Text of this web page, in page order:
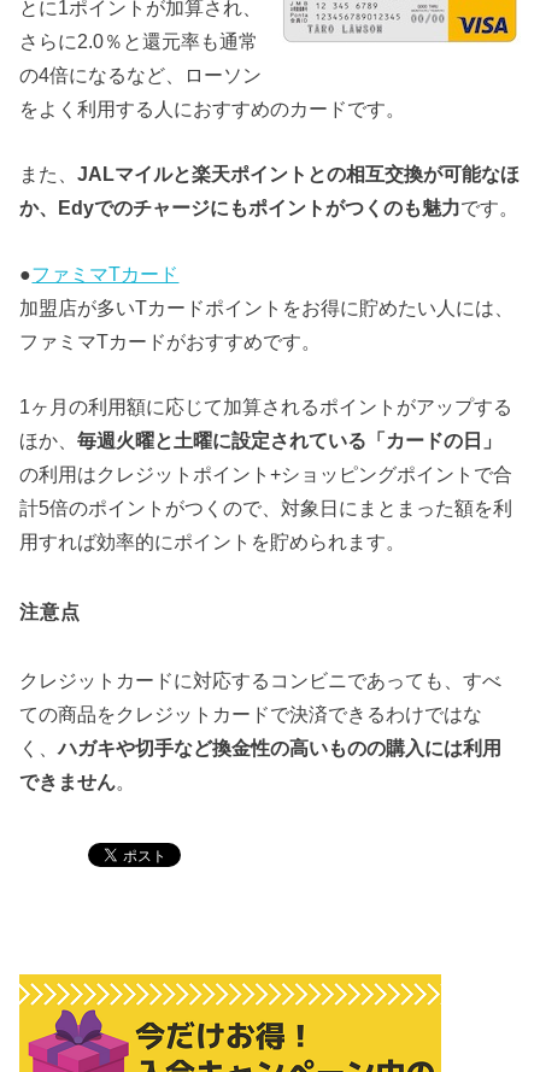
とに1ポイントが加算され、
さらに2.0％と還元率も通常
の4倍になるなど、ローソン
をよく利用する人におすすめのカードです。
また、JALマイルと楽天ポイントとの相互交換が可能なほ
か、Edyでのチャージにもポイントがつくのも魅力です。
●ファミマTカード
加盟店が多いTカードポイントをお得に貯めたい人には、
ファミマTカードがおすすめです。
1ヶ月の利用額に応じて加算されるポイントがアップする
ほか、毎週火曜と土曜に設定されている「カードの日」
の利用はクレジットポイント+ショッピングポイントで合
計5倍のポイントがつくので、対象日にまとまった額を利
用すれば効率的にポイントを貯められます。
注意点
クレジットカードに対応するコンビニであっても、すべ
ての商品をクレジットカードで決済できるわけではな
く、ハガキや切手など換金性の高いものの購入には利用
できません。